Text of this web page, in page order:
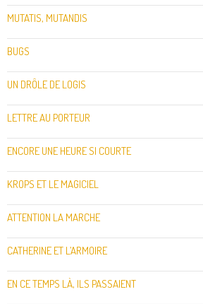
MUTATIS, MUTANDIS
BUGS
UN DRÔLE DE LOGIS
LETTRE AU PORTEUR
ENCORE UNE HEURE SI COURTE
KROPS ET LE MAGICIEL
ATTENTION LA MARCHE
CATHERINE ET L’ARMOIRE
EN CE TEMPS LÀ, ILS PASSAIENT